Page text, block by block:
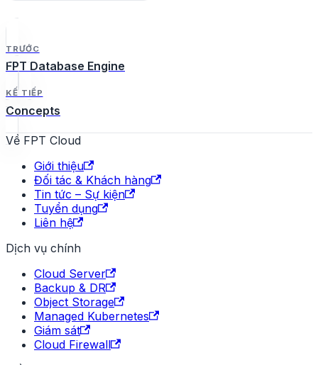
TRƯỚC
FPT Database Engine
KẾ TIẾP
Concepts
Về FPT Cloud
Giới thiệu
Đối tác & Khách hàng
Tin tức – Sự kiện
Tuyển dụng
Liên hệ
Dịch vụ chính
Cloud Server
Backup & DR
Object Storage
Managed Kubernetes
Giám sát
Cloud Firewall